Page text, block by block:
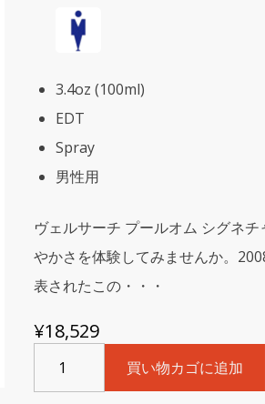
3.4oz (100ml)
EDT
Spray
男性用
ヴェルサーチ プールオム シグネ
やかさを体験してみませんか。
表されたこの・・・
¥18,529
Pour
Homme
買い物カゴに追加